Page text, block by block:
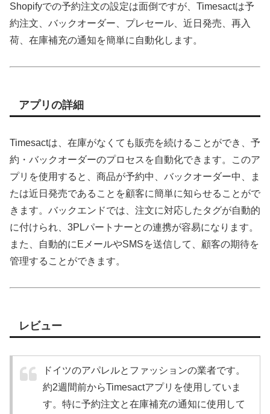
Shopifyでの予約注文の設定は面倒ですが、Timesactは予
約注文、バックオーダー、プレセール、近日発売、再入
荷、在庫補充の通知を簡単に自動化します。
アプリの詳細
Timesactは、在庫がなくても販売を続けることができ、予
約・バックオーダーのプロセスを自動化できます。このア
プリを使用すると、商品が予約中、バックオーダー中、ま
たは近日発売であることを顧客に簡単に知らせることがで
きます。バックエンドでは、注文に対応したタグが自動的
に付けられ、3PLパートナーとの連携が容易になります。
また、自動的にEメールやSMSを送信して、顧客の期待を
管理することができます。
レビュー
ドイツのアパレルとファッションの業者です。
約2週間前からTimesactアプリを使用していま
す。特に予約注文と在庫補充の通知に使用して